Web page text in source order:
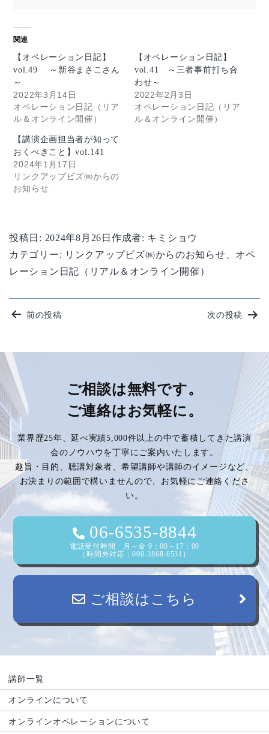
関連
【オペレーション日記】
vol.49 ～新谷まさこさん
～
2022年3月14日
オペレーション日記（リア
ル＆オンライン開催）
【オペレーション日記】
vol.41 ～三者事前打ち合
わせ～
2022年2月3日
オペレーション日記（リア
ル＆オンライン開催）
【講演企画担当者が知って
おくべきこと】vol.141
2024年1月17日
リンクアップビズ㈱からの
お知らせ
投稿日: 2024年8月26日 作成者: キミショウ
カテゴリー: リンクアップビズ㈱からのお知らせ
オペ
レーション日記（リアル＆オンライン開催）
投
ナ
ビ
ゲ
ー
シ
ョ
ン
前の投稿 次の投稿
ご相談は無料です。
ご連絡はお気軽に。
業界歴25年、延べ実績5,000件以上の中で蓄積してきた講演
会のノウハウを丁寧にご案内いたします。
趣旨・目的、聴講対象者、希望講師や講師のイメージなど、
お決まりの範囲で構いませんので、お気軽にご連絡くださ
い。
06-6535-8844
電話受付時間 月～金 9：00～17：00
（時間外対応：090-3868-6531）
ご相談はこちら
講師一覧
オンラインについて
オンラインオペレーションについて